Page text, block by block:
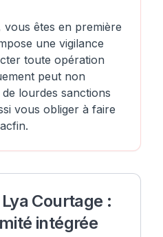
êtes en première
une vigilance
toute opération
peut non
lourdes sanctions
vous obliger à faire
Courtage :
intégrée